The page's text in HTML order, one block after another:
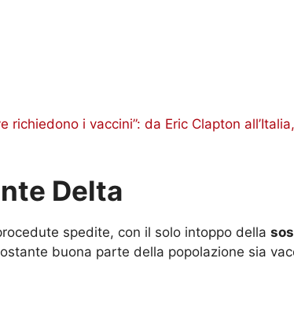
richiedono i vaccini”: da Eric Clapton
Delta
spedite, con il solo intoppo della
buona parte della popolazione sia